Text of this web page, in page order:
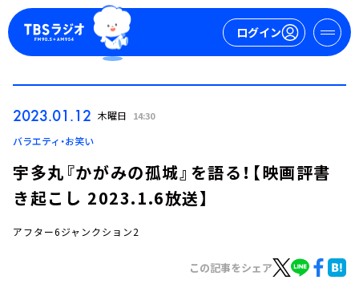
ログイン
ログイン
2023.01.12 木曜日 14:30
バラエティ・お笑い
宇多丸『かがみの孤城』を語る！【映画評書
き起こし 2023.1.6放送】
アフター6ジャンクション2
この記事をシェア